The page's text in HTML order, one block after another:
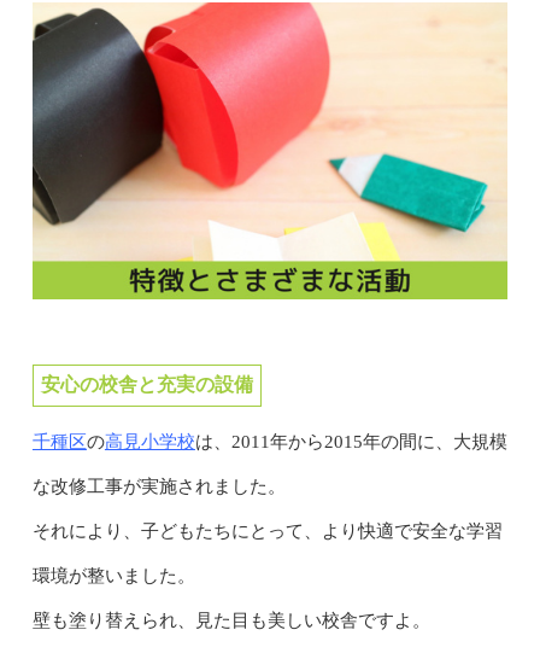
安心の校舎と充実の設備
千種区の高見小学校は、2011年から2015年の間に、大規模
な改修工事が実施されました。
それにより、子どもたちにとって、より快適で安全な学習
環境が整いました。
壁も塗り替えられ、見た目も美しい校舎ですよ。